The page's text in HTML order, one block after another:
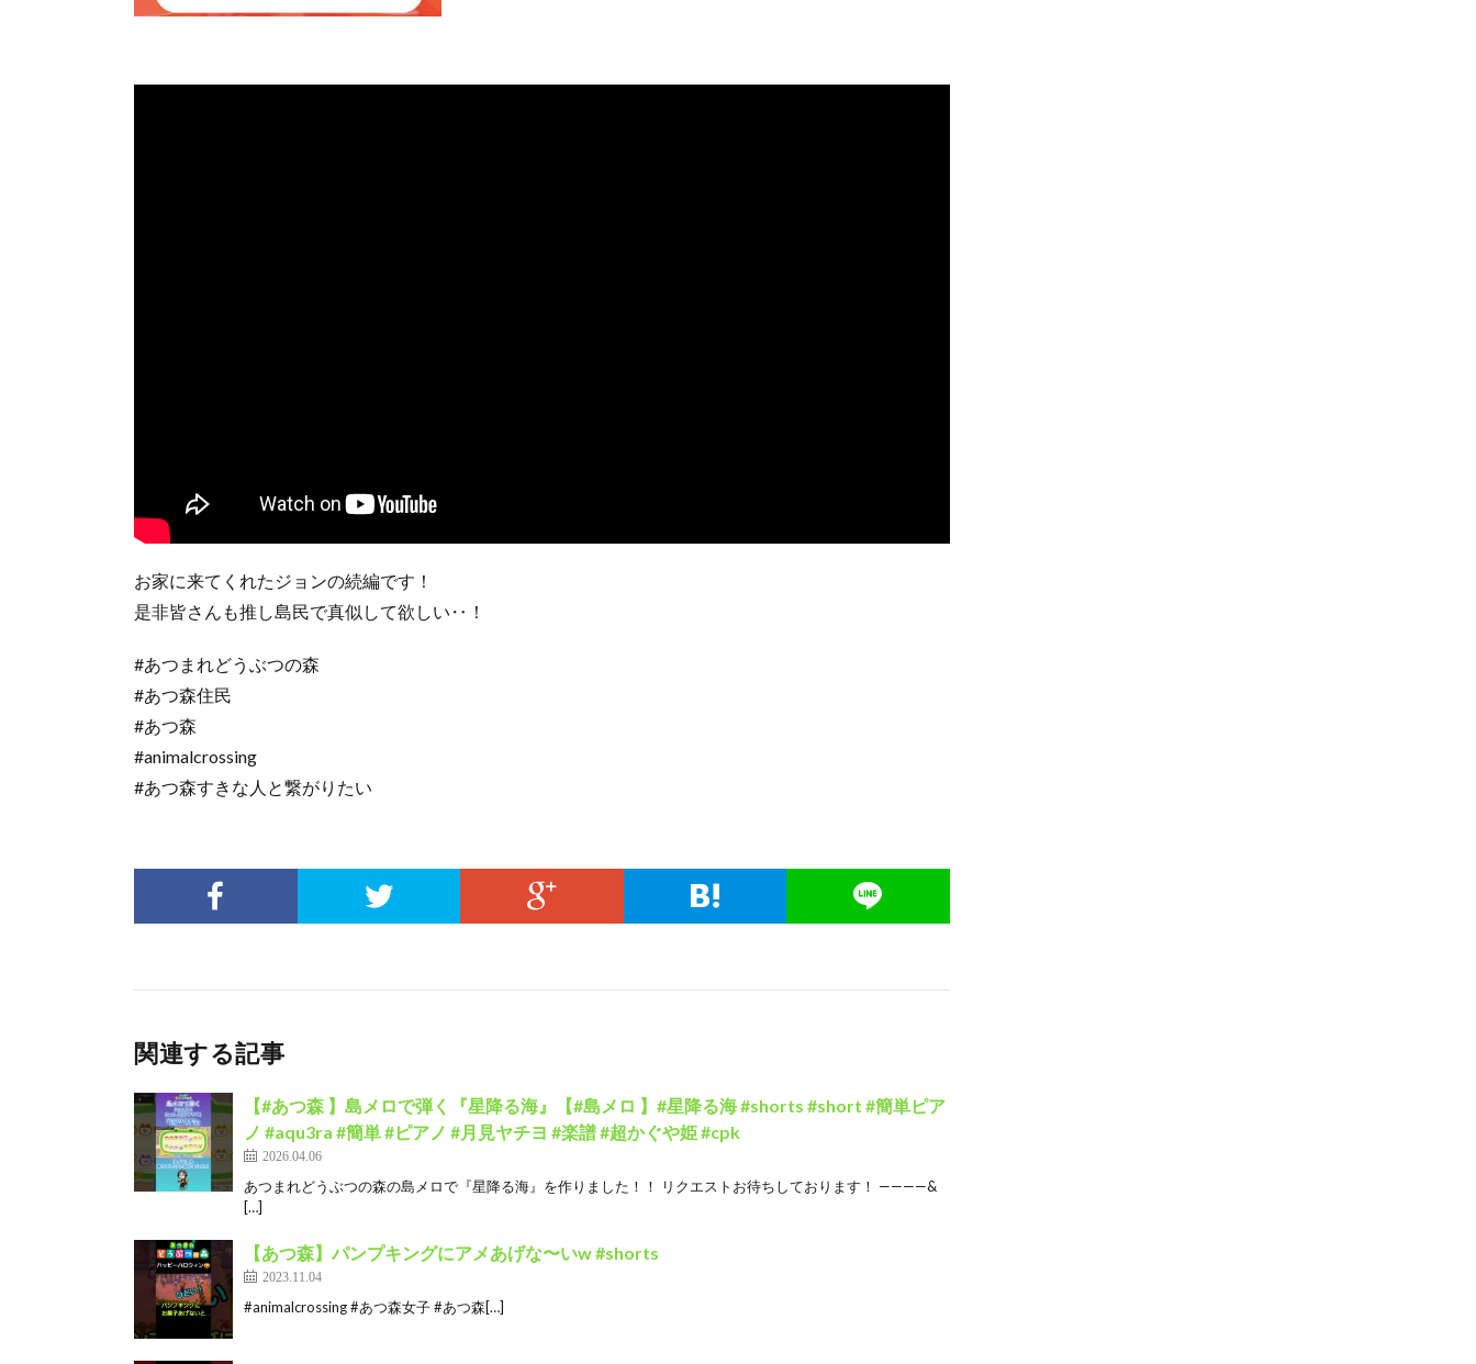
お家に来てくれたジョンの続編です！
是非皆さんも推し島民で真似して欲しい‥！
#あつまれどうぶつの森
#あつ森住民
#あつ森
#animalcrossing
#あつ森すきな人と繋がりたい
関連する記事
【#あつ森 】島メロで弾く『星降る海』【#島メロ 】#星降る海 #shorts #short #簡単ピア
ノ #aqu3ra #簡単 #ピアノ #月見ヤチヨ #楽譜 #超かぐや姫 #cpk
2026.04.06
あつまれどうぶつの森の島メロで『星降る海』を作りました！！ リクエストお待ちしております！ ————&
[…]
【あつ森】パンプキングにアメあげな〜いw #shorts
2023.11.04
#animalcrossing #あつ森女子 #あつ森[…]